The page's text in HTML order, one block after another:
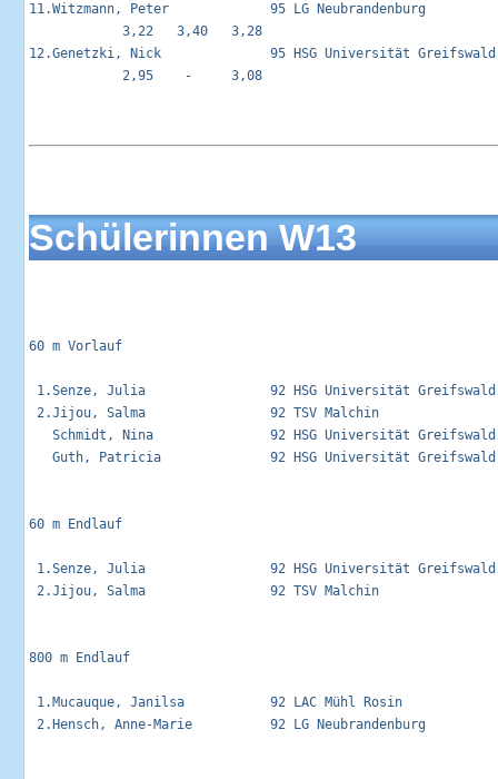
11.Witzmann, Peter             95 LG
            3,22   3,40   3,28
12.Genetzki, Nick              95 HSG Universität
            2,95    -     3,08
Schülerinnen W13
60 m Vorlauf
1.Senze, Julia                92 HSG Universität
2.Jijou, Salma                92 TSV Malchin
Schmidt, Nina               92 HSG Universität
Guth, Patricia              92 HSG Universität
60 m Endlauf
1.Senze, Julia                92 HSG Universität
2.Jijou, Salma                92 TSV Malchin
800 m Endlauf
1.Mucauque, Janilsa           92 LAC Mühl Rosin
2.Hensch, Anne-Marie          92 LG Neubrandenburg